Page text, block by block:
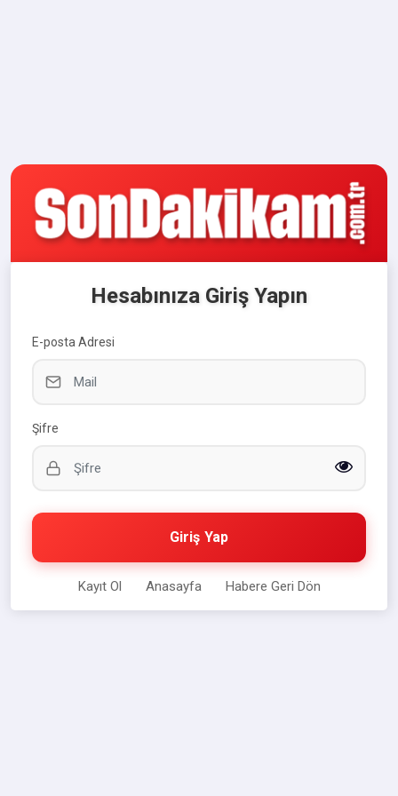
Hesabınıza Giriş Yapın
E-posta Adresi
Şifre
Giriş Yap
Kayıt Ol Anasayfa Habere Geri Dön